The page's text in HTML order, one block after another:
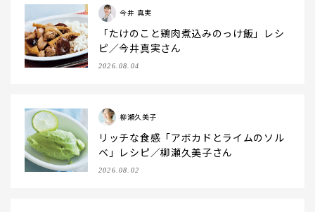
今井 真実
「たけのこと鶏肉煮込みのっけ飯」レシ
ピ／今井真実さん
2026.08.04
柳瀬久美子
リッチな食感「アボカドとライムのソル
ベ」レシピ／柳瀬久美子さん
2026.08.02